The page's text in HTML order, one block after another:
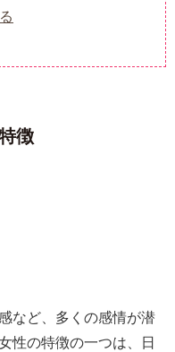
徴
など、多くの感情が潜
性の特徴の一つは、日